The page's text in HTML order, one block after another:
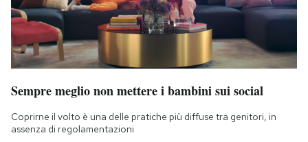
Sempre meglio non mettere i bambini sui social
Coprirne il volto è una delle pratiche più diffuse tra genitori, in
assenza di regolamentazioni